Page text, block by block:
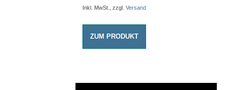
Inkl. MwSt., zzgl. Versand
ZUM PRODUKT
Dieses Produkt weist mehrere Varianten auf. Die Optionen können auf der Produktseite gewählt werden